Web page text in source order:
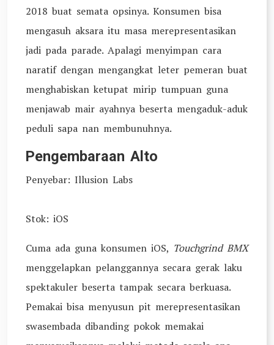
2018 buat semata opsinya. Konsumen bisa
mengasuh aksara itu masa merepresentasikan
jadi pada parade. Apalagi menyimpan cara
naratif dengan mengangkat leter pemeran buat
menghabiskan ketupat mirip tumpuan guna
menjawab mair ayahnya beserta mengaduk-aduk
peduli sapa nan membunuhnya.
Pengembaraan Alto
Penyebar: Illusion Labs
Stok: iOS
Cuma ada guna konsumen iOS, Touchgrind BMX
menggelapkan pelanggannya secara gerak laku
spektakuler beserta tampak secara berkuasa.
Pemakai bisa menyusun pit merepresentasikan
swasembada dibanding pokok memakai